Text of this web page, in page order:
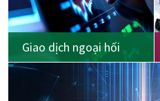
Giao dịch ngoại hối